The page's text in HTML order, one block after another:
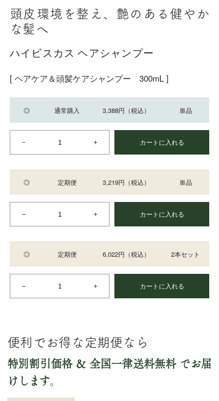
頭皮環境を整え、艶のある健やか
な髪へ
ハイビスカス ヘアシャンプー
[ ヘアケア＆頭髪ケアシャンプー 300mL ]
◎ 通常購入 3,388円 （税込） 単品
カートに入れる
◎ 定期便 3,219円 （税込） 単品
カートに入れる
◎ 定期便 6,022円 （税込） 2本セット
カートに入れる
便利でお得な定期便なら
特別割引価格 ＆ 全国一律送料無料 でお届
けします。